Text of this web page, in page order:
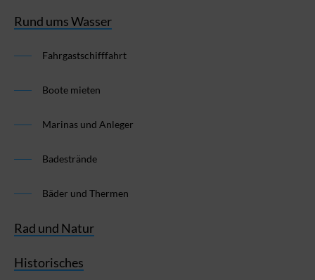
Rund ums Wasser
Fahrgastschifffahrt
Boote mieten
Marinas und Anleger
Badestrände
Bäder und Thermen
Rad und Natur
Historisches